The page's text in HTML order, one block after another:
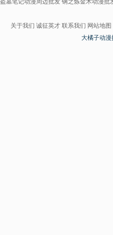
盗墓笔记动漫周边批发 钢之炼金术动漫批
关于我们 诚征英才 联系我们 网站地图
大橘子动